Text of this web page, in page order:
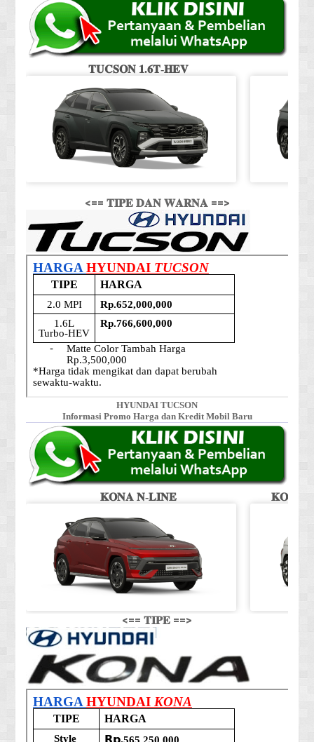
𝐓𝐔𝐂𝐒𝐎𝐍 𝟏.𝟔𝐓-𝐇𝐄𝐕
<== 𝐓𝐈𝐏𝐄 𝐃𝐀𝐍 𝐖𝐀𝐑𝐍𝐀 ==>
HYUNDAI TUCSON
Informasi Promo Harga dan Kredit Mobil Baru
𝐊𝐎𝐍𝐀 𝐍-𝐋𝐈𝐍𝐄 𝐊𝐎𝐍𝐀
<== 𝐓𝐈𝐏𝐄 ==>